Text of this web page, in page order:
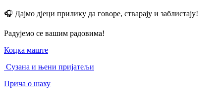
🎧 Дајмо дјеци прилику да говоре, стварају и заблистају!
Радујемо се вашим радовима!
Коцка маште
Сузана и њени пријатељи
Прича о шаху